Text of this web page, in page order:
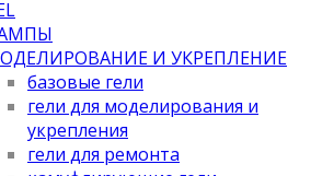
И УКРЕПЛЕНИЕ
базовые гели
гели для моделирования и
укрепления
гели для ремонта